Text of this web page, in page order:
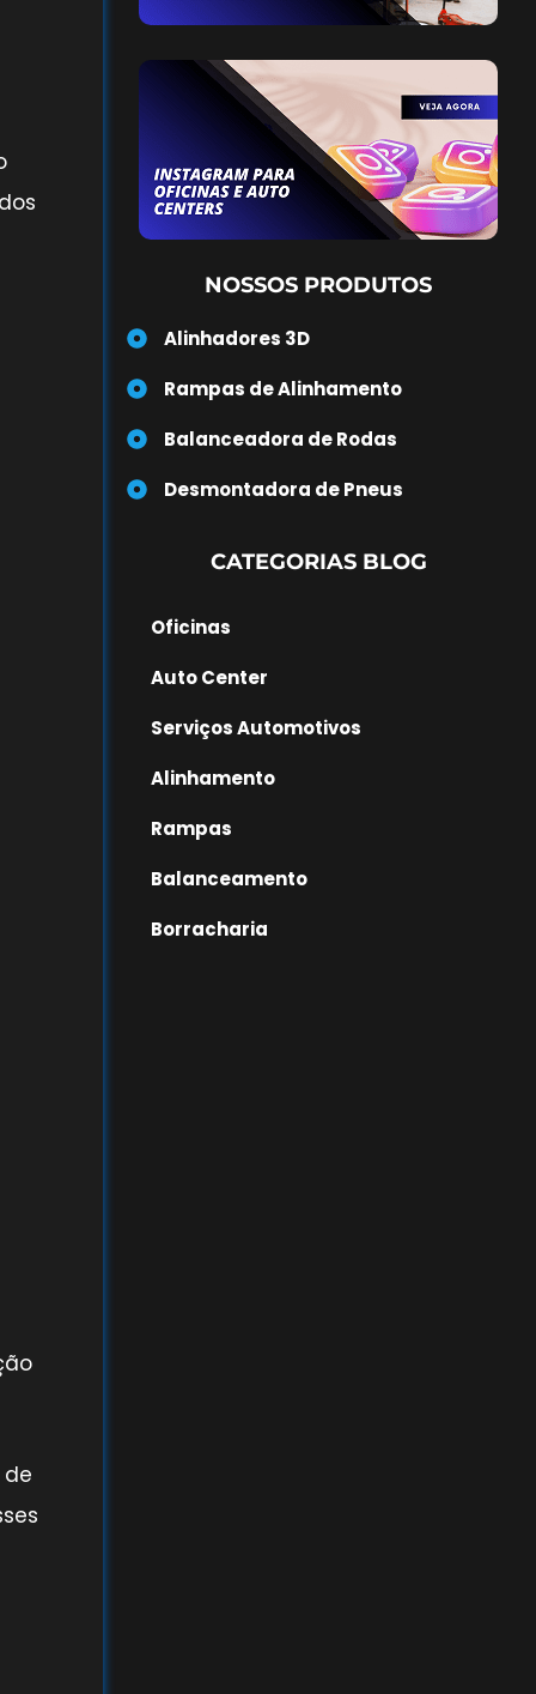
NOSSOS PRODUTOS
Alinhadores 3D
Rampas de Alinhamento
Balanceadora de Rodas
Desmontadora de Pneus
CATEGORIAS BLOG
Oficinas
Auto Center
Serviços Automotivos
Alinhamento
Rampas
Balanceamento
Borracharia